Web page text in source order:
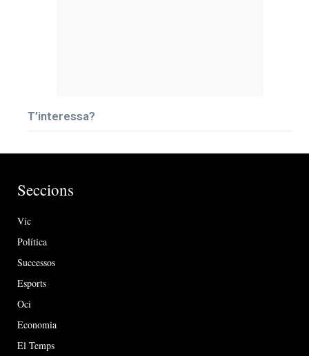
T’interessa?
Seccions
Vic
Política
Successos
Esports
Oci
Economia
El Temps